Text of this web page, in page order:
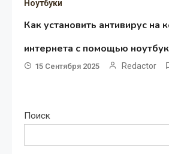
Ноутбуки
Как установить антивирус на
интернета с помощью
15 Сентября 2025 Redactor
Поиск